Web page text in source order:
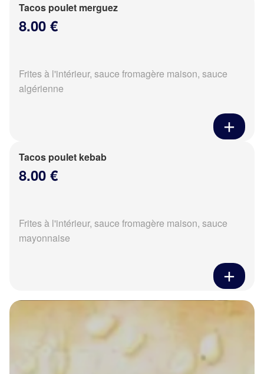
Tacos poulet merguez
8.00 €
Frites à l'intérieur, sauce fromagère maison, sauce
algérienne
Tacos poulet kebab
8.00 €
Frites à l'intérieur, sauce fromagère maison, sauce
mayonnaise